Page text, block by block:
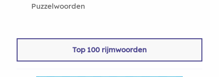
Puzzelwoorden
Top 100 rijmwoorden